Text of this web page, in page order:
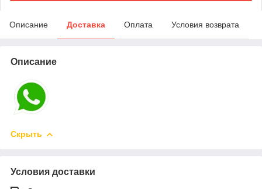
Описание Доставка Оплата Условия возврата
Описание
Скрыть
Условия доставки